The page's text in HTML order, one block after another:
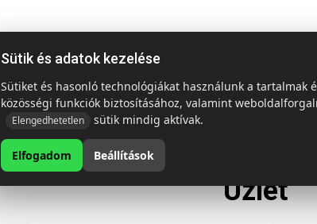
Kezdőlap Termékek Emblémázás és szállítás
Üzlet
Sütik és adatok kezelése
Sütiket és hasonló technológiákat használunk a tartalmak
közösségi funkciók biztosításához, valamint
Elengedhetetlen sütik mindig aktívak.
Elfogadom Beállítások